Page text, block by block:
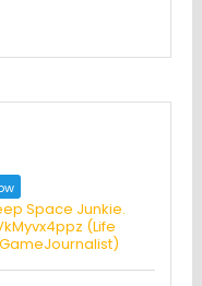
Space Junkie.
(Life